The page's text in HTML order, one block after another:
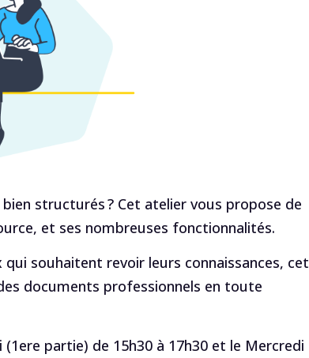
structurés ? Cet atelier vous propose de
et ses nombreuses fonctionnalités.
souhaitent revoir leurs connaissances, cet
documents professionnels en toute
partie) de 15h30 à 17h30 et le Mercredi